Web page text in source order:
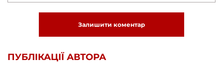
Залишити коментар
ПУБЛІКАЦІЇ АВТОРА